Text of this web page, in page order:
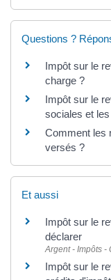
Questions ?
Impôt sur le
charge ?
Impôt sur le
sociales et
Comment les
versés ?
Et aussi
Impôt sur le
déclarer
Argent - Impôts -
Impôt sur le